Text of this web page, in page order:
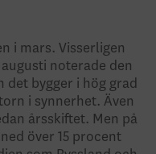
i mars. Visserligen
noterade den
det bygger i hög grad
i synnerhet. Även
årsskiftet. Men på
över 15 procent